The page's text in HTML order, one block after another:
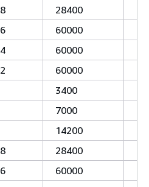
28400
60000
60000
60000
3400
7000
14200
28400
60000